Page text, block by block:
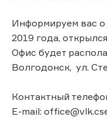
Информируем вас о
2019 года,
Офис будет
Волгодонск, ул.
Контактный
E-mail: